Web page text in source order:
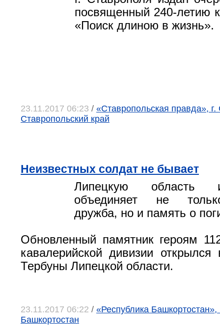
посвященный 240-летию
«Поиск длиною в жизнь».
23.11.2017 06:23 / «Ставропольская правда»,
Ставропольский край
Неизвестных солдат не бывает
Липецкую область
объединяет не
дружба, но и память о
Обновленный памятник героям
кавалерийской дивизии
Тербуны Липецкой области.
23.11.2017 06:22 / «Республика
Башкортостан